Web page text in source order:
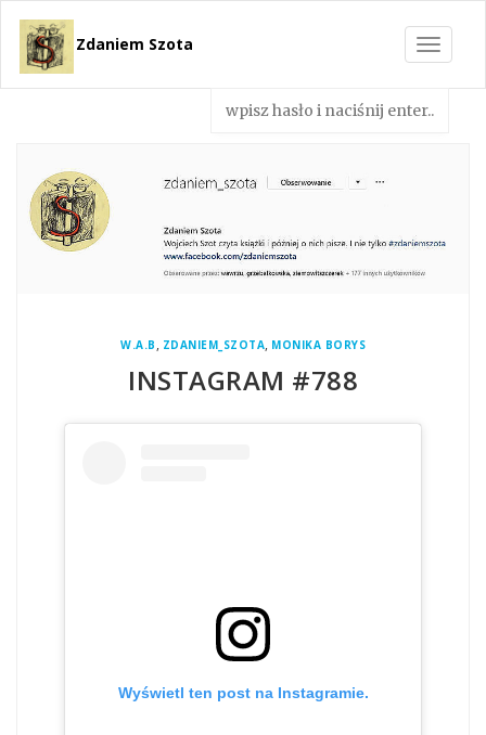
Toggle
Zdaniem Szota
W.A.B , ZDANIEM_SZOTA, MONIKA BORYS
INSTAGRAM #788
Wyświetl ten post na Instagramie.